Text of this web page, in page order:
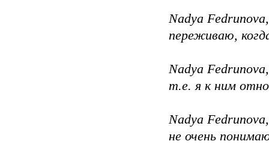
Nadya
переживаю,
Nadya
т.е. я к ним
Nadya
не очень